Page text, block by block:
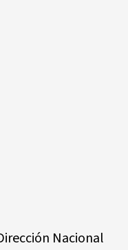
Nacional